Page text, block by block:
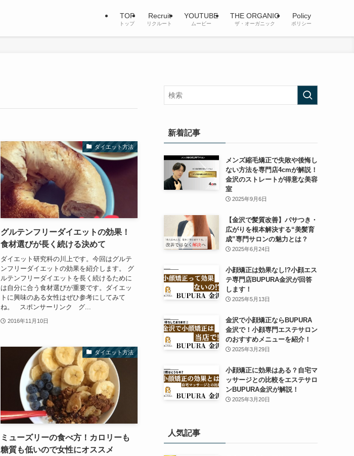
TOP
トップ
Recruit
リクルート
YOUTUBE
ムービー
THE ORGANIC
ザ・オーガニック
Policy
ポリシー
ダイエット方法
グルテンフリーダイエットの効果！
食材選びが長く続ける決めて
ダイエット研究科の川上です。今回はグルテ
ンフリーダイエットの効果を紹介します。 グ
ルテンフリーダイエットを長く続けるために
は自分に合う食材選びが重要です。ダイエッ
トに興味のある女性はぜひ参考にしてみて
ね。 スポンサーリンク グ...
2016年11月10日
ダイエット方法
ミューズリーの食べ方！カロリーも
糖質も低いので女性にオススメ
新着記事
メンズ縮毛矯正で失敗や後悔し
ない方法を専門店4cmが解説！
金沢のストレートが得意な美容
室
2025年9月6日
【金沢で髪質改善】パサつき・
広がりを根本解決する“美髪育
成”専門サロンの魅力とは？
2025年6月24日
小顔矯正は効果なし!?小顔エス
テ専門店BUPURA金沢が回答
します！
2025年5月13日
金沢で小顔矯正ならBUPURA
金沢で！小顔専門エステサロン
のおすすめメニューを紹介！
2025年3月29日
小顔矯正に効果はある？自宅マ
ッサージとの比較をエステサロ
ンBUPURA金沢が解説！
2025年3月20日
人気記事